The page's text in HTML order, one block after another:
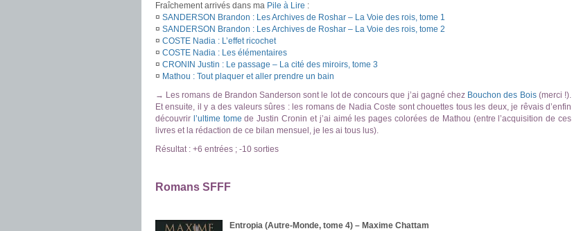
Fraîchement arrivés dans ma Pile à Lire :
¤ SANDERSON Brandon : Les Archives de Roshar – La Voie des rois, tome 1
¤ SANDERSON Brandon : Les Archives de Roshar – La Voie des rois, tome 2
¤ COSTE Nadia : L’effet ricochet
¤ COSTE Nadia : Les élémentaires
¤ CRONIN Justin : Le passage – La cité des miroirs, tome 3
¤ Mathou : Tout plaquer et aller prendre un bain
→ Les romans de Brandon Sanderson sont le lot de concours que j’ai gagné chez Bouchon des Bois(merci !).
Et ensuite, il y a des valeurs sûres : les romans de Nadia Coste sont chouettes tous les deux, je rêvais d’enfin
découvrir l’ultime tome de Justin Cronin et j’ai aimé les pages colorées de Mathou (entre l’acquisition de ces
livres et la rédaction de ce bilan mensuel, je les ai tous lus).
Résultat : +6 entrées ; -10 sorties
Romans SFFF
Entropia (Autre-Monde, tome 4) – Maxime Chattam